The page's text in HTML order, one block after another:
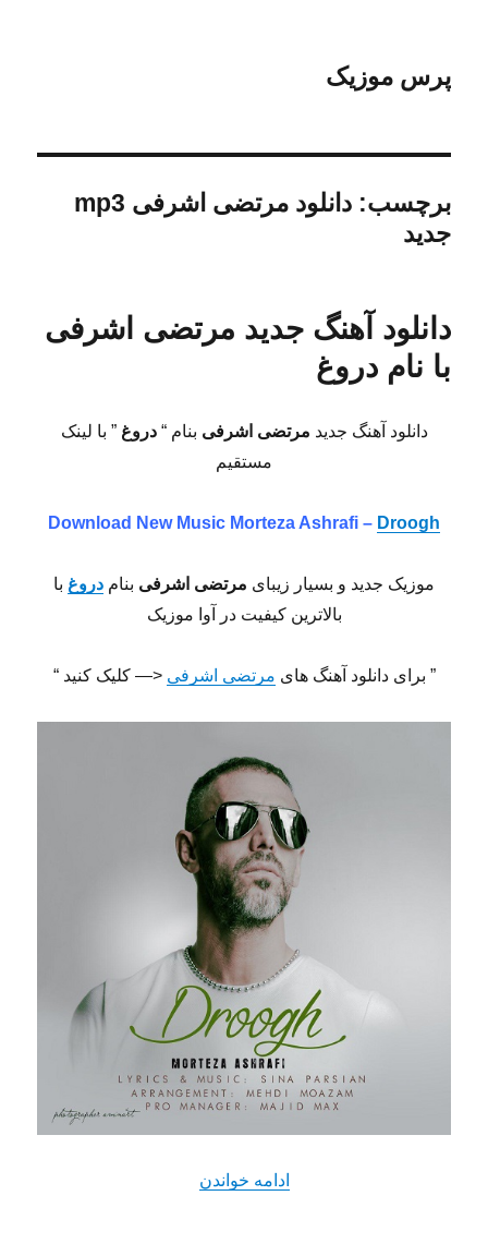
پرس موزیک
برچسب:
دانلود مرتضی اشرفی mp3
جدید
دانلود آهنگ جدید مرتضی‌ اشرفی
با نام دروغ
دانلود آهنگ جدید مرتضی‌ اشرفی بنام “ دروغ” با لینک
مستقیم
Download New Music Morteza Ashrafi – Droogh
موزیک جدید و بسیار زیبای مرتضی‌ اشرفی بنام دروغ با
بالاترین کیفیت در آوا موزیک
” برای دانلود آهنگ های مرتضی‌ اشرفی <— کلیک کنید “
ادامه خواندن